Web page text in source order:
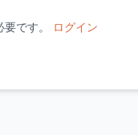
です。 ログイン